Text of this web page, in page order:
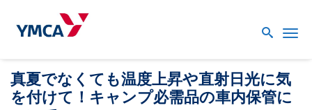
真夏でなくても温度上昇や直射日光に気
を付けて！キャンプ必需品の車内保管に